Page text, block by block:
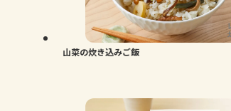
山菜の炊き込みご飯